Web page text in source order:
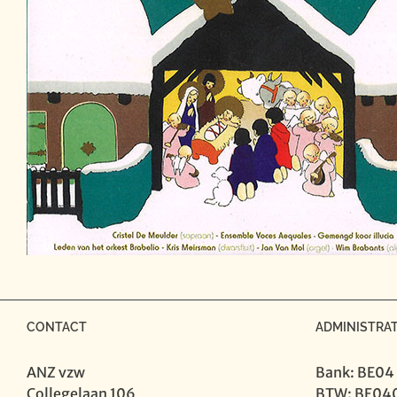
CONTACT
ANZ vzw
Collegelaan 106
Bank:
BTW: